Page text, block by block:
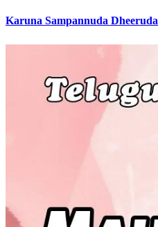
Karuna Sampannuda